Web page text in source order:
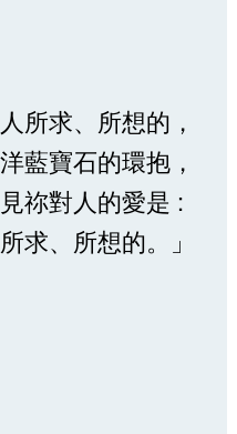
所求、所想的，
藍寶石的環抱，
祢對人的愛是 :
求、所想的。」